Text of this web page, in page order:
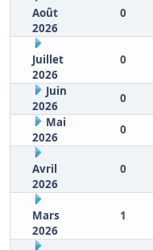
Août
2026
0
Juillet
2026
0
Juin
2026
0
Mai
2026
0
Avril
2026
0
Mars
2026
1